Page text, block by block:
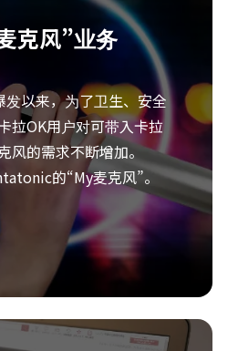
克风”业务
发以来，为了卫生、安全
拉OK用户对可带入卡拉
风的需求不断增加。
的“My麦克风”。